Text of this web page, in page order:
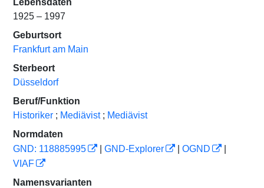
Lebensdaten
1925 – 1997
Geburtsort
Frankfurt am Main
Sterbeort
Düsseldorf
Beruf/Funktion
Historiker ; Mediävist ; Mediävist
Normdaten
GND: 118885995
GND-Explorer OGND
VIAF
Namensvarianten